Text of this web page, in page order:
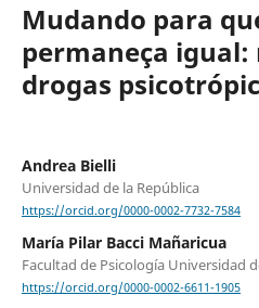
Mudando para
permaneça igual:
drogas
Andrea Bielli
Universidad de la República
https://orcid.org/0000-0002-7732-7584
María Pilar Bacci Mañaricua
Facultad de Psicología Universidad
https://orcid.org/0000-0002-6611-1905